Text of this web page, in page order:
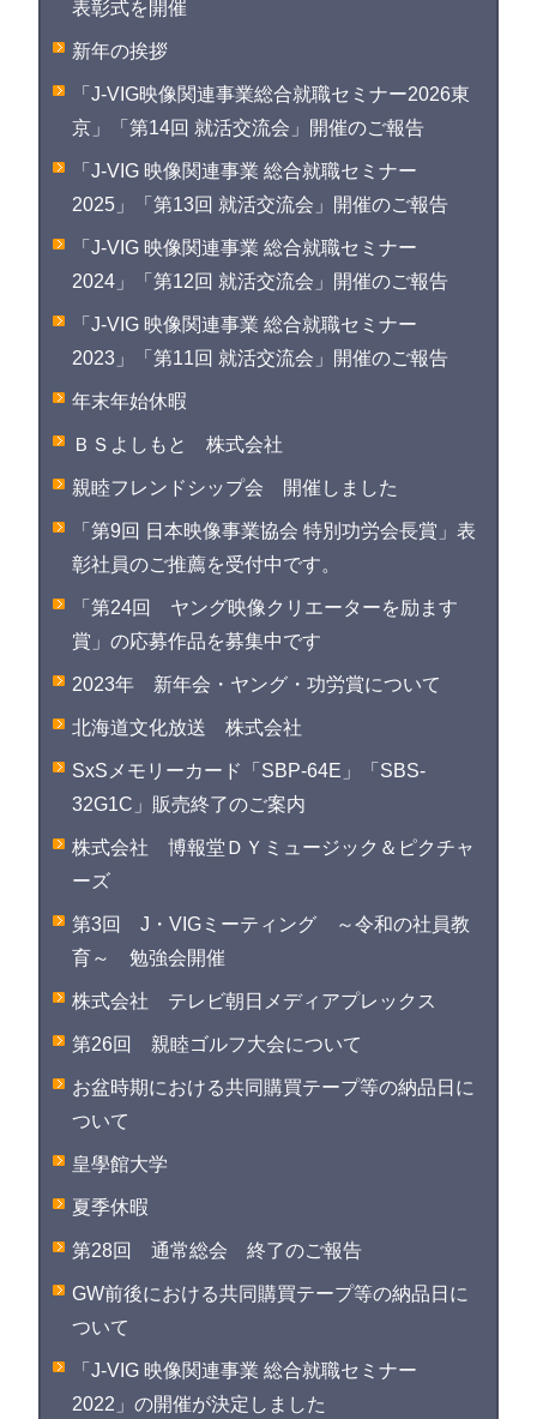
表彰式を開催
新年の挨拶
「J-VIG映像関連事業総合就職セミナー2026東
京」「第14回 就活交流会」開催のご報告
「J-VIG 映像関連事業 総合就職セミナー
2025」「第13回 就活交流会」開催のご報告
「J-VIG 映像関連事業 総合就職セミナー
2024」「第12回 就活交流会」開催のご報告
「J-VIG 映像関連事業 総合就職セミナー
2023」「第11回 就活交流会」開催のご報告
年末年始休暇
ＢＳよしもと 株式会社
親睦フレンドシップ会 開催しました
「第9回 日本映像事業協会 特別功労会長賞」表
彰社員のご推薦を受付中です。
「第24回 ヤング映像クリエーターを励ます
賞」の応募作品を募集中です
2023年 新年会・ヤング・功労賞について
北海道文化放送 株式会社
SxSメモリーカード「SBP-64E」「SBS-
32G1C」販売終了のご案内
株式会社 博報堂ＤＹミュージック＆ピクチャ
ーズ
第3回 J・VIGミーティング ～令和の社員教
育～ 勉強会開催
株式会社 テレビ朝日メディアプレックス
第26回 親睦ゴルフ大会について
お盆時期における共同購買テープ等の納品日に
ついて
皇學館大学
夏季休暇
第28回 通常総会 終了のご報告
GW前後における共同購買テープ等の納品日に
ついて
「J-VIG 映像関連事業 総合就職セミナー
2022」の開催が決定しました